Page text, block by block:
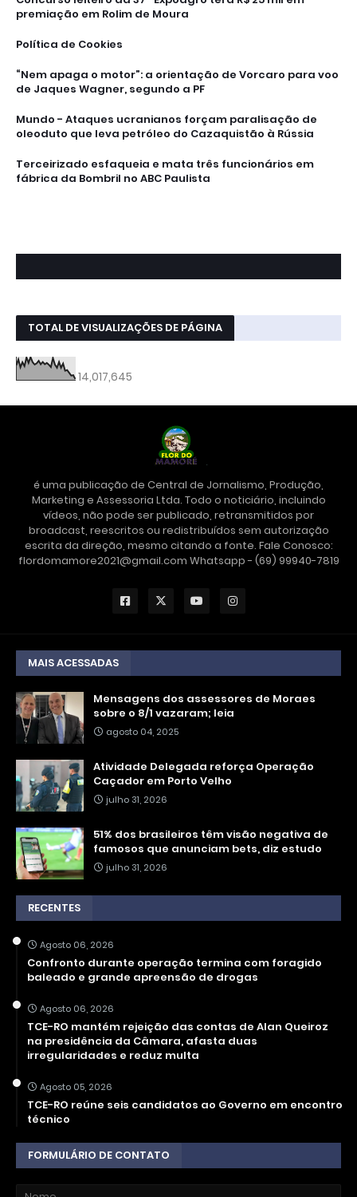
premiação em Rolim de Moura
Política de Cookies
“Nem apaga o motor”: a orientação de Vorcaro para voo
de Jaques Wagner, segundo a PF
Mundo - Ataques ucranianos forçam paralisação de
oleoduto que leva petróleo do Cazaquistão à Rússia
Terceirizado esfaqueia e mata três funcionários em
fábrica da Bombril no ABC Paulista
TOTAL DE VISUALIZAÇÕES DE PÁGINA
14,017,645
é uma publicação de Central de Jornalismo, Produção,
Marketing e Assessoria Ltda. Todo o noticiário, incluindo
vídeos, não pode ser publicado, retransmitidos por
broadcast, reescritos ou redistribuídos sem autorização
escrita da direção, mesmo citando a fonte. Fale Conosco:
flordomamore2021@gmail.com Whatsapp - (69) 99940-7819
MAIS ACESSADAS
Mensagens dos assessores de Moraes
sobre o 8/1 vazaram; leia
agosto 04, 2025
Atividade Delegada reforça Operação
Caçador em Porto Velho
julho 31, 2026
51% dos brasileiros têm visão negativa de
famosos que anunciam bets, diz estudo
julho 31, 2026
RECENTES
Agosto 06, 2026
Confronto durante operação termina com foragido
baleado e grande apreensão de drogas
Agosto 06, 2026
TCE-RO mantém rejeição das contas de Alan Queiroz
na presidência da Câmara, afasta duas
irregularidades e reduz multa
Agosto 05, 2026
TCE-RO reúne seis candidatos ao Governo em encontro
técnico
FORMULÁRIO DE CONTATO